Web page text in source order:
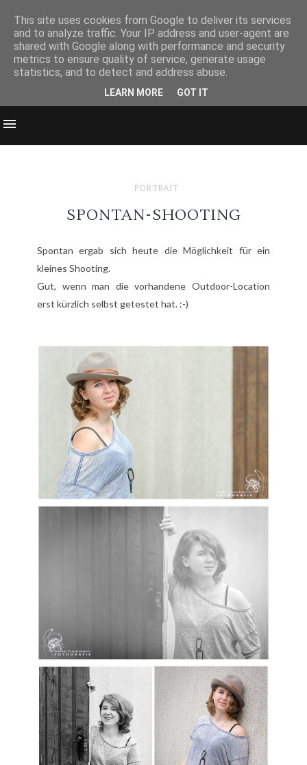
PORTRAIT
SPONTAN-SHOOTING
Spontan ergab sich heute die Möglichkeit für ein
kleines Shooting.
Gut, wenn man die vorhandene Outdoor-Location
erst kürzlich selbst getestet hat. :-)
This site uses cookies from Google to deliver its services
and to analyze traffic. Your IP address and user-agent are
shared with Google along with performance and security
metrics to ensure quality of service, generate usage
statistics, and to detect and address abuse.
LEARN MORE GOT IT